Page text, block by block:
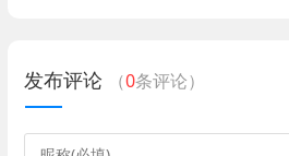
发布评论 （0条评论）